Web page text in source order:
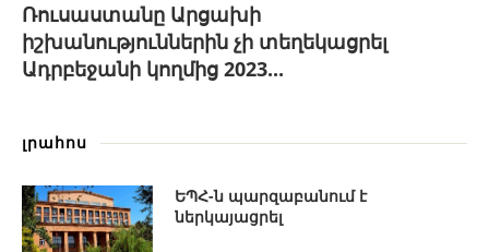
Ռուսաստանը Արցախի
իշխանություններին չի տեղեկացրել
Ադրբեջանի կողմից 2023...
լրահոս
ԵՊՀ-ն պարզաբանում է
ներկայացրել